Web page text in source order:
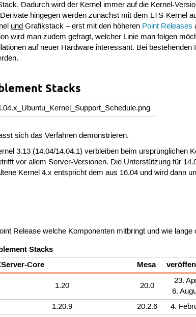
Dadurch wird der Kernel immer auf die Kernel-
hingegen werden zunächst mit dem LTS-Kernel
und Grafikstack – erst mit den höheren Point Releases
wird man zudem gefragt, welcher Linie man folgen
auf neuer Hardware interessant. Bei bestehenden
Stacks
sich das Verfahren demonstrieren.
3.13 (14.04/14.04.1) verbleiben beim
vor allem Server-Versionen. Die Unterstützung für
Kernel 4.x entspricht dem aus 16.04 und wird dann
Release welche Komponenten mitbringt und wie
Stacks
Core Mesa
1.20 20.0
23.
6.
1.20.9 20.2.6 4.